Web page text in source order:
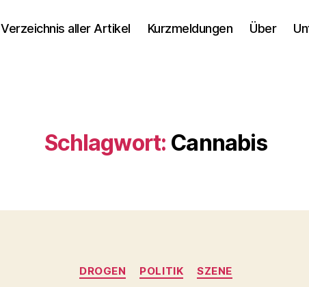
Verzeichnis aller Artikel Kurzmeldungen Über
Schlagwort: Cannabis
Kategorien
DROGEN POLITIK SZENE